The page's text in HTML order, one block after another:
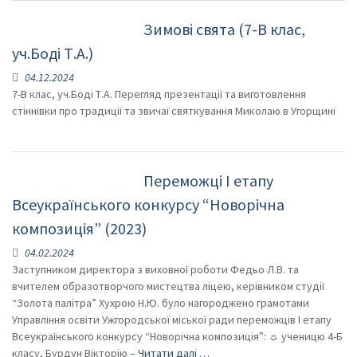
Зимові свята (7-В клас,
уч.Боді Т.А.)
04.12.2024
7-В клас, уч.Боді Т.А. Перегляд презентації та виготовлення
стіннівки про традиції та звичаї святкування Миколаю в Угорщині
Переможці І етапу
Всеукраїнського конкурсу “Новорічна
композиція” (2023)
04.02.2024
Заступником директора з виховної роботи Федьо Л.В. та
вчителем образотворчого мистецтва ліцею, керівником студії
“Золота палітра” Хухрою Н.Ю. було нагороджено грамотами
Управління освіти Ужгородської міської ради переможців І етапу
Всеукраїнського конкурсу “Новорічна композиція”: ☼ ученицю 4-Б
класу, Бурдун Вікторію – Читати далі …